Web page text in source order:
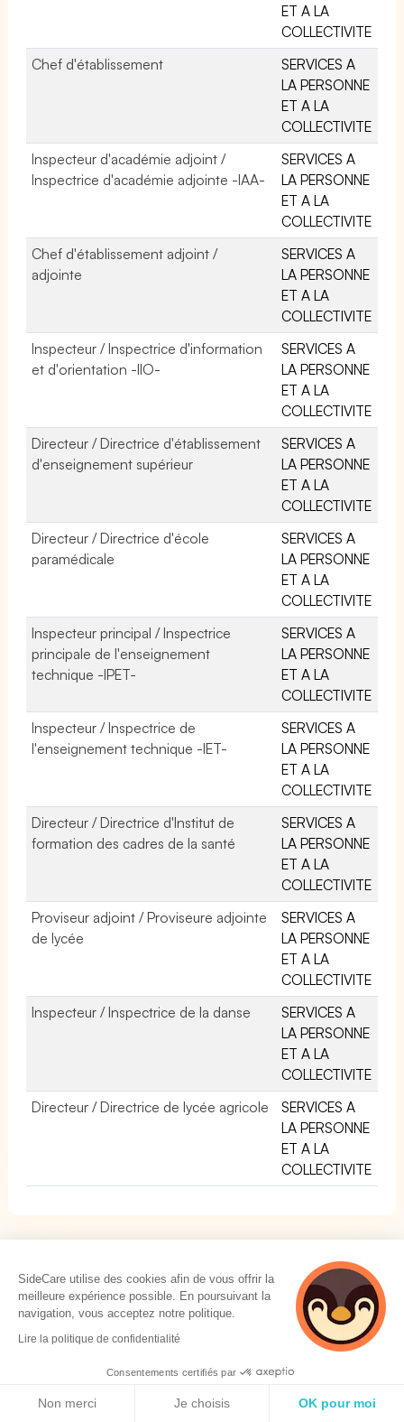
ET A LA
COLLECTIVITE
Chef d'établissement
SERVICES A
LA PERSONNE
ET A LA
COLLECTIVITE
Inspecteur d'académie adjoint /
Inspectrice d'académie adjointe -IAA-
SERVICES A
LA PERSONNE
ET A LA
COLLECTIVITE
Chef d'établissement adjoint /
adjointe
SERVICES A
LA PERSONNE
ET A LA
COLLECTIVITE
Inspecteur / Inspectrice d'information
et d'orientation -IIO-
SERVICES A
LA PERSONNE
ET A LA
COLLECTIVITE
Directeur / Directrice d'établissement
d'enseignement supérieur
SERVICES A
LA PERSONNE
ET A LA
COLLECTIVITE
Directeur / Directrice d'école
paramédicale
SERVICES A
LA PERSONNE
ET A LA
COLLECTIVITE
Inspecteur principal / Inspectrice
principale de l'enseignement
technique -IPET-
SERVICES A
LA PERSONNE
ET A LA
COLLECTIVITE
Inspecteur / Inspectrice de
l'enseignement technique -IET-
SERVICES A
LA PERSONNE
ET A LA
COLLECTIVITE
Directeur / Directrice d'Institut de
formation des cadres de la santé
SERVICES A
LA PERSONNE
ET A LA
COLLECTIVITE
Proviseur adjoint / Proviseure adjointe
de lycée
SERVICES A
LA PERSONNE
ET A LA
COLLECTIVITE
Inspecteur / Inspectrice de la danse
SERVICES A
LA PERSONNE
ET A LA
COLLECTIVITE
Directeur / Directrice de lycée agricole
SERVICES A
LA PERSONNE
ET A LA
COLLECTIVITE
SOLUTIONS
Mutuelle Collective
Prévoyance Collective
Mutuelle TNS
SideCare utilise des cookies afin de vous offrir la
meilleure expérience possible. En poursuivant la
navigation, vous acceptez notre politique.
Lire la politique de confidentialité
Consentements certifiés par
Non merci Je choisis OK pour moi
2 personnes
consultent
actuellement cette